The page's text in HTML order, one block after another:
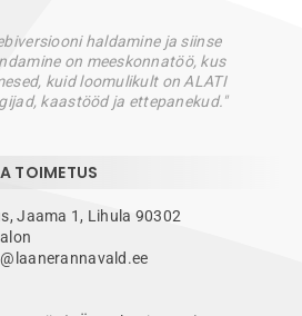
haldamine ja siinse
on meeskonnatöö, kus
kuid loomulikult on ALATI
kaastööd ja ettepanekud."
TOIMETUS
Jaama 1, Lihula 90302